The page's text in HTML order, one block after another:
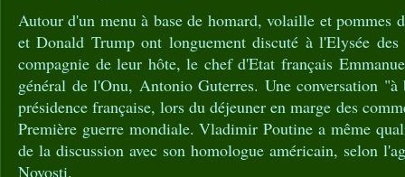
Autour d'un menu à base de homard, volaille et pommes
et Donald Trump ont longuement discuté à l'Elysée
compagnie de leur hôte, le chef d'Etat français
général de l'Onu, Antonio Guterres. Une conversation
présidence française, lors du déjeuner en marge des
Première guerre mondiale. Vladimir Poutine a même
de la discussion avec son homologue américain, selon
Novosti.